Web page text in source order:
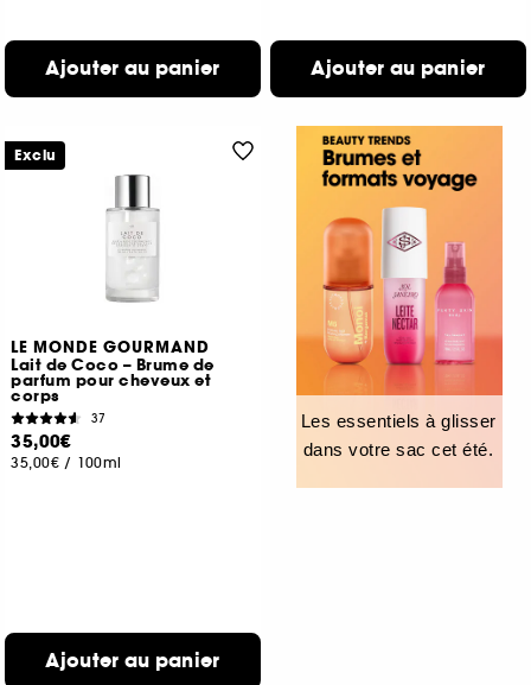
Ajouter au panier Ajouter au panier
LE MONDE GOURMAND
Lait de Coco – Brume de
parfum pour cheveux et
corps
37
35,00€
35,00€ / 100ml
Ajouter au panier
Exclu
Les essentiels à glisser
dans votre sac cet été.